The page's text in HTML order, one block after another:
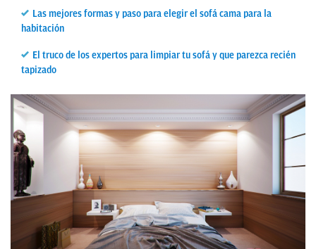
Las mejores formas y paso para elegir el sofá cama para la
habitación
El truco de los expertos para limpiar tu sofá y que parezca recién
tapizado